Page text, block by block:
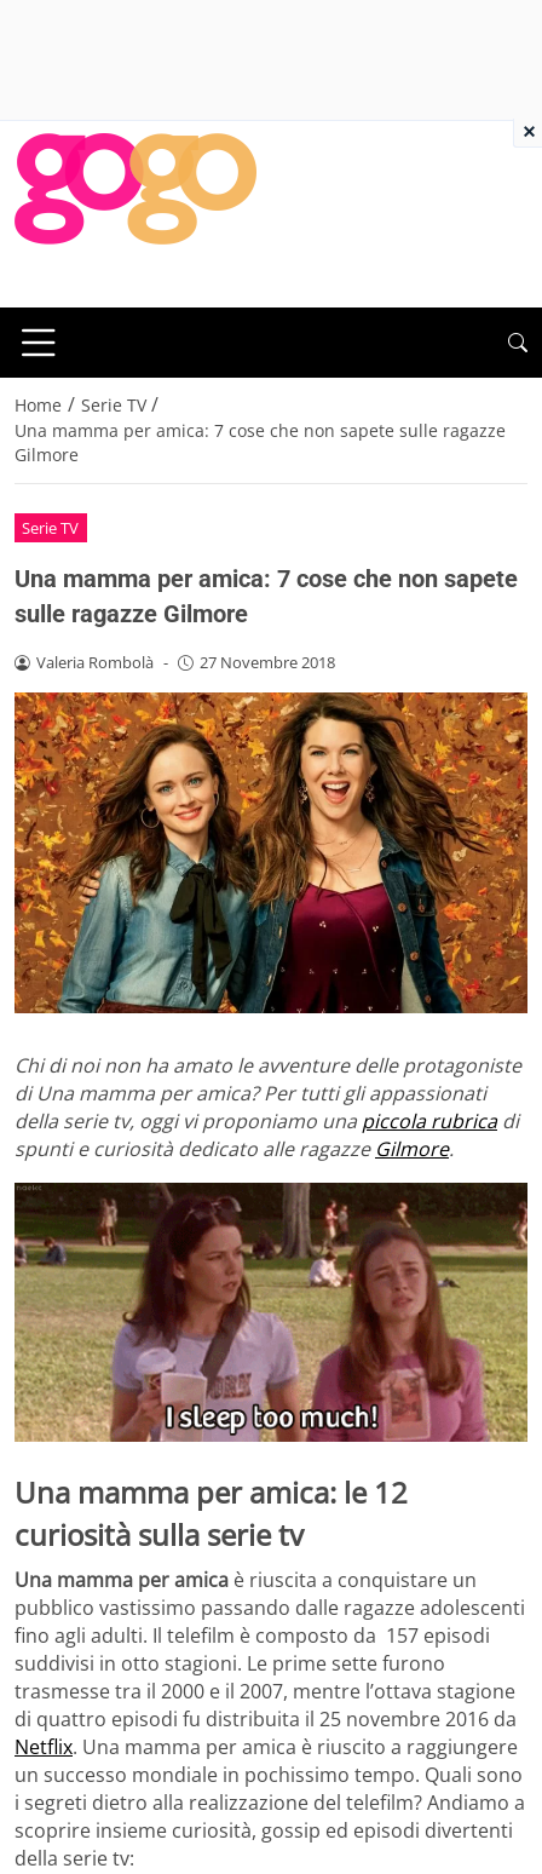
Home / Serie TV /
Una mamma per amica: 7 cose che non sapete sulle ragazze
Gilmore
Serie TV
Una mamma per amica: 7 cose che non sapete
sulle ragazze Gilmore
Valeria Rombolà - 27 Novembre 2018
Chi di noi non ha amato le avventure delle protagoniste
di Una mamma per amica? Per tutti gli appassionati
della serie tv, oggi vi proponiamo una piccola rubricadi
spunti e curiosità dedicato alle ragazze Gilmore.
Una mamma per amica: le 12
curiosità sulla serie tv
Una mamma per amica è riuscita a conquistare un
pubblico vastissimo passando dalle ragazze adolescenti
fino agli adulti. Il telefilm è composto da 157 episodi
suddivisi in otto stagioni. Le prime sette furono
trasmesse tra il 2000 e il 2007, mentre l’ottava stagione
di quattro episodi fu distribuita il 25 novembre 2016 da
Netflix. Una mamma per amica è riuscito a raggiungere
un successo mondiale in pochissimo tempo. Quali sono
i segreti dietro alla realizzazione del telefilm? Andiamo a
scoprire insieme curiosità, gossip ed episodi divertenti
della serie tv:
×